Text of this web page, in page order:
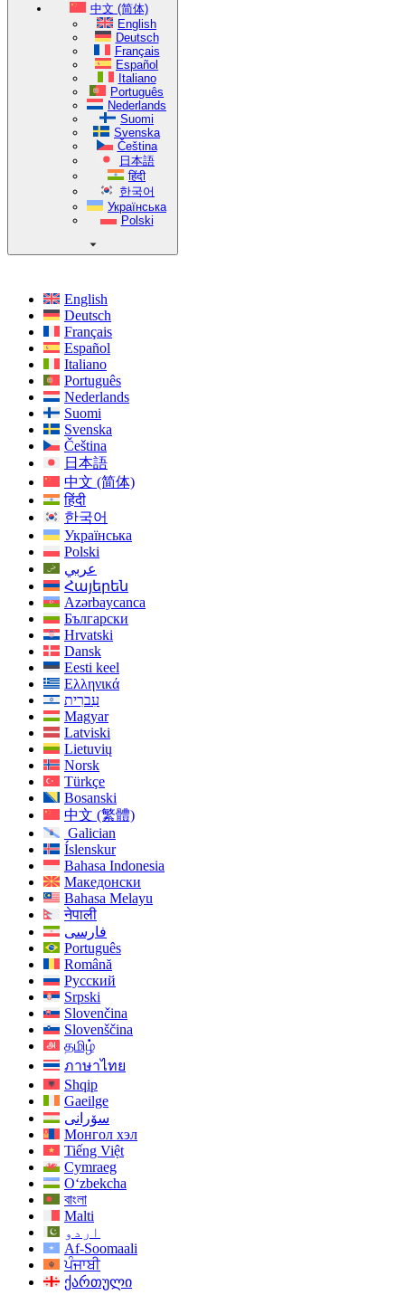
中文 (简体)
English
Deutsch
Français
Español
Italiano
Português
Nederlands
Suomi
Svenska
Čeština
日本語
हिंदी
한국어
Українська
Polski
English
Deutsch
Français
Español
Italiano
Português
Nederlands
Suomi
Svenska
Čeština
日本語
中文 (简体)
हिंदी
한국어
Українська
Polski
عربي
Հայերեն
Azərbaycanca
Български
Hrvatski
Dansk
Eesti keel
Ελληνικά
עִברִית
Magyar
Latviski
Lietuvių
Norsk
Türkçe
Bosanski
中文 (繁體)
Galician
Íslenskur
Bahasa Indonesia
Македонски
Bahasa Melayu
नेपाली
فارسی
Português
Română
Русский
Srpski
Slovenčina
Slovenščina
தமிழ்
ภาษาไทย
Shqip
Gaeilge
سۆرانی
Монгол хэл
Tiếng Việt
Cymraeg
O‘zbekcha
বাংলা
Malti
اردو
Af-Soomaali
ਪੰਜਾਬੀ
ქართული